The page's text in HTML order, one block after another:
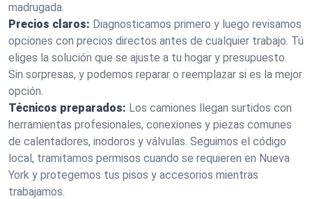
madrugada.
Precios claros: Diagnosticamos primero y luego revisamos
opciones con precios directos antes de cualquier trabajo. Tú
eliges la solución que se ajuste a tu hogar y presupuesto.
Sin sorpresas, y podemos reparar o reemplazar si es la mejor
opción.
Técnicos preparados: Los camiones llegan surtidos con
herramientas profesionales, conexiones y piezas comunes
de calentadores, inodoros y válvulas. Seguimos el código
local, tramitamos permisos cuando se requieren en Nueva
York y protegemos tus pisos y accesorios mientras
trabajamos.